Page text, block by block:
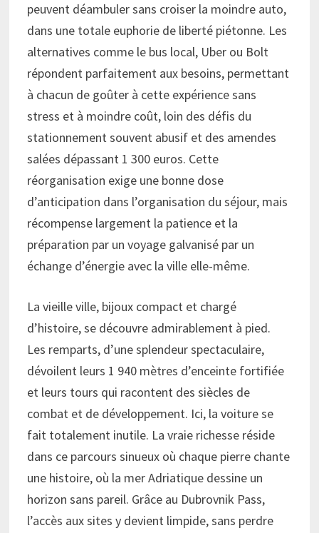
peuvent déambuler sans croiser la moindre auto,
dans une totale euphorie de liberté piétonne. Les
alternatives comme le bus local, Uber ou Bolt
répondent parfaitement aux besoins, permettant
à chacun de goûter à cette expérience sans
stress et à moindre coût, loin des défis du
stationnement souvent abusif et des amendes
salées dépassant 1 300 euros. Cette
réorganisation exige une bonne dose
d’anticipation dans l’organisation du séjour, mais
récompense largement la patience et la
préparation par un voyage galvanisé par un
échange d’énergie avec la ville elle-même.
La vieille ville, bijoux compact et chargé
d’histoire, se découvre admirablement à pied.
Les remparts, d’une splendeur spectaculaire,
dévoilent leurs 1 940 mètres d’enceinte fortifiée
et leurs tours qui racontent des siècles de
combat et de développement. Ici, la voiture se
fait totalement inutile. La vraie richesse réside
dans ce parcours sinueux où chaque pierre chante
une histoire, où la mer Adriatique dessine un
horizon sans pareil. Grâce au Dubrovnik Pass,
l’accès aux sites y devient limpide, sans perdre